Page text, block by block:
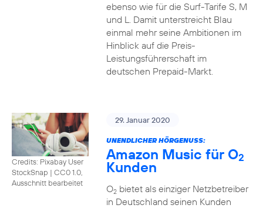
ebenso wie für die Surf-Tarife S, M
und L. Damit unterstreicht Blau
einmal mehr seine Ambitionen im
Hinblick auf die Preis-
Leistungsführerschaft im
deutschen Prepaid-Markt.
Credits: Pixabay User
StockSnap | CC0 1.0,
Ausschnitt bearbeitet
29. Januar 2020
UNENDLICHER HÖRGENUSS:
Amazon Music für O2
Kunden
O2bietet als einziger Netzbetreiber
in Deutschland seinen Kunden